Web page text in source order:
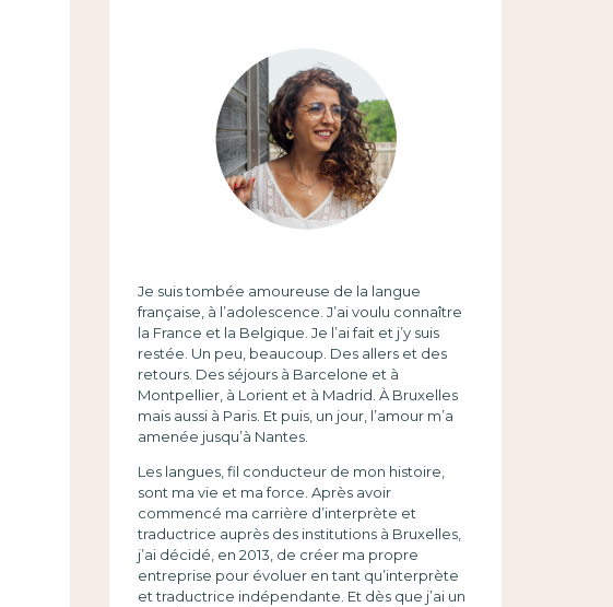
Je suis tombée amoureuse de la langue
française, à l’adolescence. J’ai voulu connaître
la France et la Belgique. Je l’ai fait et j’y suis
restée. Un peu, beaucoup. Des allers et des
retours. Des séjours à Barcelone et à
Montpellier, à Lorient et à Madrid. À Bruxelles
mais aussi à Paris. Et puis, un jour, l’amour m’a
amenée jusqu’à Nantes.
Les langues, fil conducteur de mon histoire,
sont ma vie et ma force. Après avoir
commencé ma carrière d’interprète et
traductrice auprès des institutions à Bruxelles,
j’ai décidé, en 2013, de créer ma propre
entreprise pour évoluer en tant qu’interprète
et traductrice indépendante. Et dès que j’ai un